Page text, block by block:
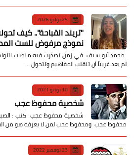
25 يوليو 2026
​"تريند القباحة".. كيف
نموذج مرفوض للست
محمد أبو سيف ​في زمن تصدّرت فيه منصات
لم يعد غريباً أن تنقلب المفاهيم وتتحول …
10 يونيو 2021
شخصية محفوظ عجب
شخصية محفوظ عجب كتب :
محفوظ عجب ومحفوظ عجب لمن لا يعرفه هو من
23 نوفمبر 2022